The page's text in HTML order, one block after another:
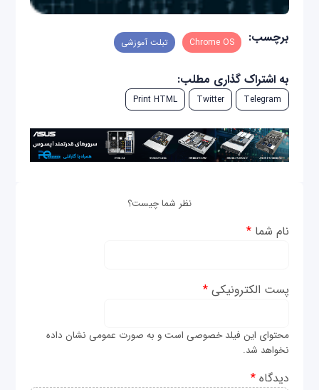
برچسب: Chrome OS تبلت آموزشی
به اشتراک گذاری مطلب:
Telegram
Twitter
Print HTML
نظر شما چیست؟
نام شما*
پست الکترونیکی*
محتوای این فیلد خصوصی است و به صورت عمومی نشان داده
نخواهد شد.
دیدگاه*